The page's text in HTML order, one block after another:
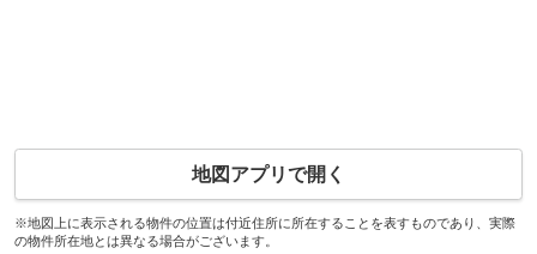
地図アプリで開く
※地図上に表示される物件の位置は付近住所に所在することを表すものであり、実際
の物件所在地とは異なる場合がございます。